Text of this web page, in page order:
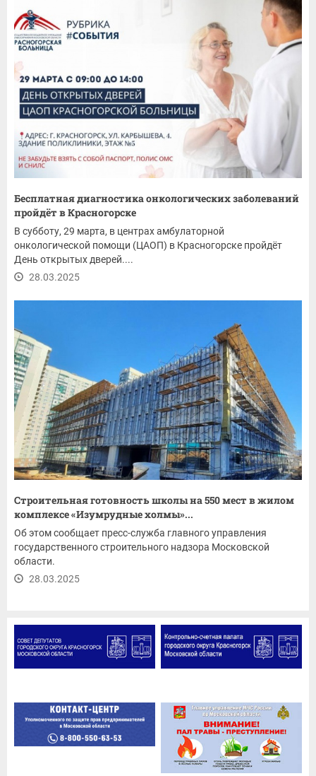
Бесплатная диагностика онкологических заболеваний
пройдёт в Красногорске
В субботу, 29 марта, в центрах амбулаторной
онкологической помощи (ЦАОП) в Красногорске пройдёт
День открытых дверей....
28.03.2025
Строительная готовность школы на 550 мест в жилом
комплексе «Изумрудные холмы»...
Об этом сообщает пресс-служба главного управления
государственного строительного надзора Московской
области.
28.03.2025